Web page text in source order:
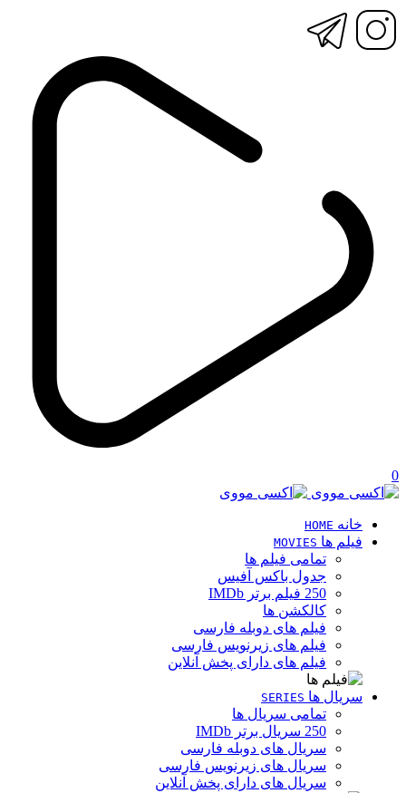
0
خانه HOME
فیلم ها MOVIES
تمامی فیلم ها
جدول باکس آفیس
250 فیلم برتر IMDb
کالکشن ها
فیلم های دوبله فارسی
فیلم های زیرنویس فارسی
فیلم های دارای پخش آنلاین
سریال ها SERIES
تمامی سریال ها
250 سریال برتر IMDb
سریال های دوبله فارسی
سریال های زیرنویس فارسی
سریال های دارای پخش آنلاین